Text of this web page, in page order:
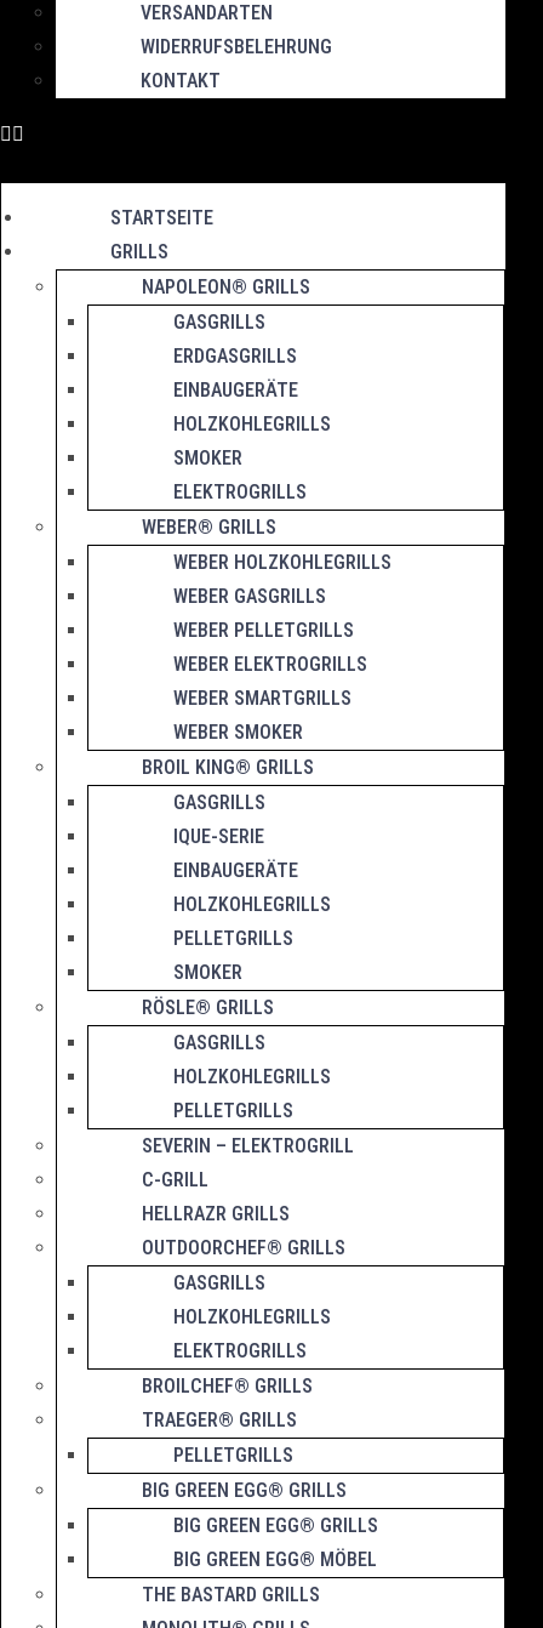
VERSANDARTEN
WIDERRUFSBELEHRUNG
KONTAKT
STARTSEITE
GRILLS
NAPOLEON® GRILLS
GASGRILLS
ERDGASGRILLS
EINBAUGERÄTE
HOLZKOHLEGRILLS
SMOKER
ELEKTROGRILLS
WEBER® GRILLS
WEBER HOLZKOHLEGRILLS
WEBER GASGRILLS
WEBER PELLETGRILLS
WEBER ELEKTROGRILLS
WEBER SMARTGRILLS
WEBER SMOKER
BROIL KING® GRILLS
GASGRILLS
IQUE-SERIE
EINBAUGERÄTE
HOLZKOHLEGRILLS
PELLETGRILLS
SMOKER
RÖSLE® GRILLS
GASGRILLS
HOLZKOHLEGRILLS
PELLETGRILLS
SEVERIN – ELEKTROGRILL
C-GRILL
HELLRAZR GRILLS
OUTDOORCHEF® GRILLS
GASGRILLS
HOLZKOHLEGRILLS
ELEKTROGRILLS
BROILCHEF® GRILLS
TRAEGER® GRILLS
PELLETGRILLS
BIG GREEN EGG® GRILLS
BIG GREEN EGG® GRILLS
BIG GREEN EGG® MÖBEL
THE BASTARD GRILLS